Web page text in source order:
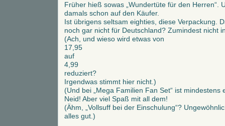
Früher hieß sowas „Wundertüte für den Herren“.
damals schon auf den Käufer.
Ist übrigens seltsam eighties, diese Verpackung.
noch gar nicht für Deutschland? Zumindest nicht
(Ach, und wieso wird etwas von
17,95
auf
4,99
reduziert?
Irgendwas stimmt hier nicht.)
(Und bei „Mega Familien Fan Set“ ist mindestens
Neid! Aber viel Spaß mit all dem!
(Ähm, „Vollsuff bei der Einschulung“?
alles gut.)